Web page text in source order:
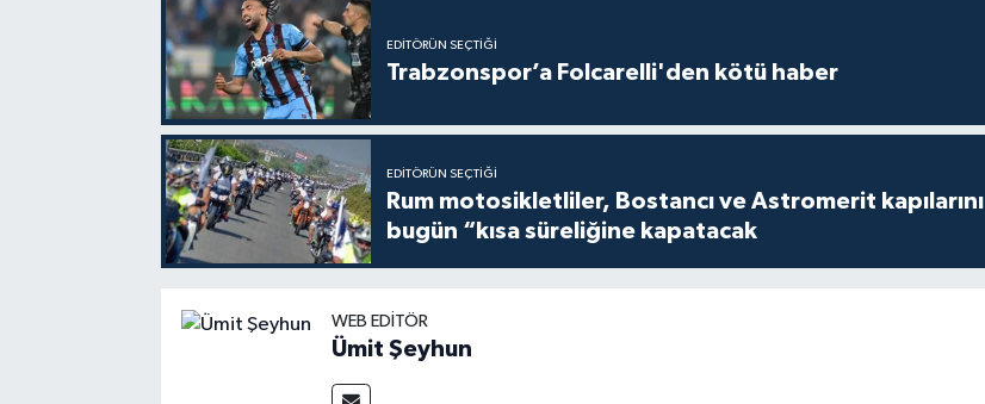
EDITÖRÜN SEÇTIĞI
Trabzonspor’a Folcarelli'den kötü haber
EDITÖRÜN SEÇTIĞI
Rum motosikletliler, Bostancı ve Astromerit kapılarını
bugün “kısa süreliğine kapatacak
WEB EDITÖR
Ümit Şeyhun